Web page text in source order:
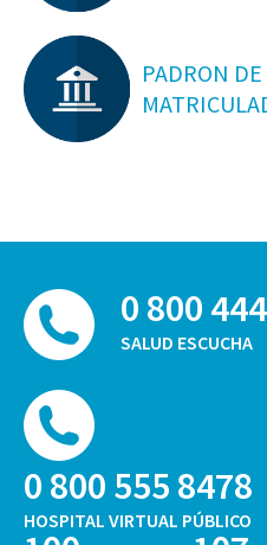
PADRON
0 800
SALUD ESCUCHA
0 800 555 8478
HOSPITAL VIRTUAL PÚBLICO